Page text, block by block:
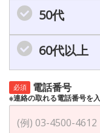
50代
60代以上
必須 電話番号
※連絡の取れる電話番号を